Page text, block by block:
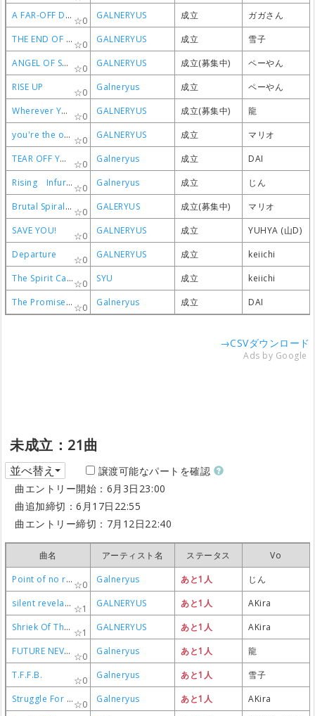
A FAR-OFF DISTANCE
0 GALNERYUS 成立
ガガさん
THE END OF SORROW
0 GALNERYUS 成立
雪子
ANGEL OF SALVATION(Full version)
0 GALNERYUS 成立(募集中)
ペーやん
RISE UP
0 Galneryus 成立
ペーやん
Wherever You Are
0 GALNERYUS 成立(募集中)
龍
you're the only
0 GALNERYUS 成立
マリオ
TEAR OFF YOUR CHAIN
0 Galneryus 成立
DAI
Rising Infuriation
0 Galneryus 成立
じん
Brutal Spiral of Emotions
0 GALERYUS 成立(募集中)
マリオ
SAVE YOU!
0 GALNERYUS 成立
YUHYA (山D)
Departure
0 GALNERYUS 成立
keiichi
The Spirit Carries On (DREAM THEATER cover)
0 SYU 成立
keiichi
The Promised Flag
0 Galneryus 成立 DAI
A FAR-OFF DISTANCE
0 GALNERYUS 成立
ガガさん
THE END OF SORROW
0 GALNERYUS 成立
雪子
ANGEL OF SALVATION(Full version)
0 GALNERYUS 成立(募集中)
ペーやん
RISE UP
0 Galneryus 成立
ペーやん
Wherever You Are
0 GALNERYUS 成立(募集中)
龍
you're the only
0 GALNERYUS 成立
マリオ
TEAR OFF YOUR CHAIN
0 Galneryus 成立
DAI
Rising Infuriation
0 Galneryus 成立
じん
Brutal Spiral of Emotions
0 GALERYUS 成立(募集中)
マリオ
SAVE YOU!
0 GALNERYUS 成立
YUHYA (山D)
Departure
0 GALNERYUS 成立
keiichi
The Spirit Carries On (DREAM THEATER cover)
0 SYU 成立
keiichi
The Promised Flag
0 Galneryus 成立 DAI
A FAR-OFF DISTANCE
0 GALNERYUS 成立
ガガさん
THE END OF SORROW
0 GALNERYUS 成立
雪子
ANGEL OF SALVATION(Full version)
0 GALNERYUS 成立(募集中)
ペーやん
RISE UP
0 Galneryus 成立
ペーやん
Wherever You Are
0 GALNERYUS 成立(募集中)
龍
you're the only
0 GALNERYUS 成立
マリオ
TEAR OFF YOUR CHAIN
0 Galneryus 成立
DAI
Rising Infuriation
0 Galneryus 成立
じん
Brutal Spiral of Emotions
0 GALERYUS 成立(募集中)
マリオ
SAVE YOU!
0 GALNERYUS 成立
YUHYA (山D)
Departure
0 GALNERYUS 成立
keiichi
The Spirit Carries On (DREAM THEATER cover)
0 SYU 成立
keiichi
The Promised Flag
0 Galneryus 成立 DAI
A FAR-OFF DISTANCE
0 GALNERYUS 成立
ガガさん
THE END OF SORROW
0 GALNERYUS 成立
雪子
ANGEL OF SALVATION(Full version)
0 GALNERYUS 成立(募集中)
ペーやん
RISE UP
0 Galneryus 成立
ペーやん
Wherever You Are
0 GALNERYUS 成立(募集中)
龍
you're the only
0 GALNERYUS 成立
マリオ
TEAR OFF YOUR CHAIN
0 Galneryus 成立
DAI
Rising Infuriation
0 Galneryus 成立
じん
Brutal Spiral of Emotions
0 GALERYUS 成立(募集中)
マリオ
SAVE YOU!
0 GALNERYUS 成立
YUHYA (山D)
Departure
0 GALNERYUS 成立
keiichi
The Spirit Carries On (DREAM THEATER cover)
0 SYU 成立
keiichi
The Promised Flag
0 Galneryus 成立 DAI
→CSVダウンロード
Ads by Google
未成立：21曲
並べ替え
譲渡可能なパートを確認
曲エントリー開始：6月3日23:00
曲追加締切：6月17日22:55
曲エントリー締切：7月12日22:40
曲名 アーティスト名 ステータス
Vo
Point of no return
0 Galneryus あと1人
じん
silent revelation
1 GALNERYUS あと1人
AKira
Shriek Of The Vengeance
1 GALNERYUS あと1人
AKira
FUTURE NEVER DIES
0 Galneryus あと1人
龍
T.F.F.B.
0 Galneryus あと1人
雪子
Struggle For The Freedom Flag
0 Galneryus あと1人
AKira
曲名 アーティスト名 ステータス
Vo
Point of no return
0 Galneryus あと1人
じん
silent revelation
1 GALNERYUS あと1人
AKira
Shriek Of The Vengeance
1 GALNERYUS あと1人
AKira
FUTURE NEVER DIES
0 Galneryus あと1人
龍
T.F.F.B.
0 Galneryus あと1人
雪子
Struggle For The Freedom Flag
0 Galneryus あと1人
AKira
曲名 アーティスト名 ステータス
Vo
Point of no return
0 Galneryus あと1人
じん
silent revelation
1 GALNERYUS あと1人
AKira
Shriek Of The Vengeance
1 GALNERYUS あと1人
AKira
FUTURE NEVER DIES
0 Galneryus あと1人
龍
T.F.F.B.
0 Galneryus あと1人
雪子
Struggle For The Freedom Flag
0 Galneryus あと1人
AKira
曲名 アーティスト名 ステータス
Vo
Point of no return
0 Galneryus あと1人
じん
silent revelation
1 GALNERYUS あと1人
AKira
Shriek Of The Vengeance
1 GALNERYUS あと1人
AKira
FUTURE NEVER DIES
0 Galneryus あと1人
龍
T.F.F.B.
0 Galneryus あと1人
雪子
Struggle For The Freedom Flag
0 Galneryus あと1人
AKira